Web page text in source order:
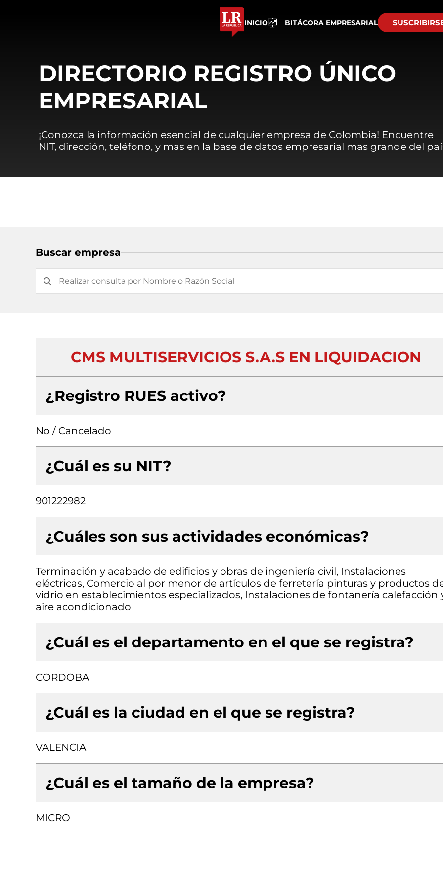
INICIO BITÁCORA EMPRESARIAL
DIRECTORIO REGISTRO ÚNICO
EMPRESARIAL
¡Conozca la información esencial de cualquier empresa de Colombia! Encuentre
NIT, dirección, teléfono, y mas en la base de datos empresarial mas grande del
Buscar empresa
CMS MULTISERVICIOS S.A.S EN LIQUIDACION
¿Registro RUES activo?
No / Cancelado
¿Cuál es su NIT?
901222982
¿Cuáles son sus actividades económicas?
Terminación y acabado de edificios y obras de ingeniería civil, Instalaciones
eléctricas, Comercio al por menor de artículos de ferretería pinturas y productos
vidrio en establecimientos especializados, Instalaciones de fontanería calefacción
aire acondicionado
¿Cuál es el departamento en el que se registra?
CORDOBA
¿Cuál es la ciudad en el que se registra?
VALENCIA
¿Cuál es el tamaño de la empresa?
MICRO